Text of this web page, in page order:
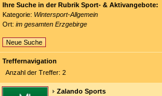
Ihre Suche in der Rubrik Sport- & Aktivangebote:
Kategorie: Wintersport-Allgemein
Ort: im gesamten Erzgebirge
Neue Suche
Treffernavigation
Anzahl der Treffer: 2
Zalando Sports